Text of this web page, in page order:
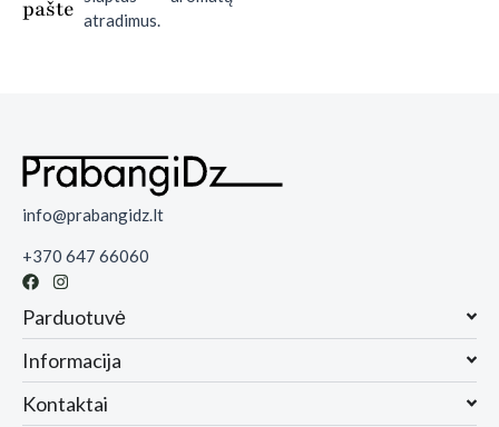
pašte atradimus.
info@prabangidz.lt
+370 647 66060
Parduotuvė
Informacija
Kontaktai